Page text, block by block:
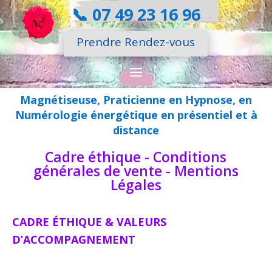
📞 07 49 23 16 96
Prendre Rendez-vous
Magnétiseuse, Praticienne en Hypnose, en
Numérologie énergétique en présentiel et à
distance
Cadre éthique - Conditions
générales de vente - Mentions
Légales
CADRE ÉTHIQUE & VALEURS
D’ACCOMPAGNEMENT